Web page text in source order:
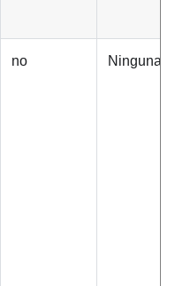
no Ninguna